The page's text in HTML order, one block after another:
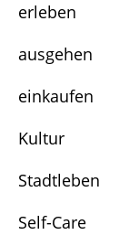
erleben
ausgehen
einkaufen
Kultur
Stadtleben
Self-Care